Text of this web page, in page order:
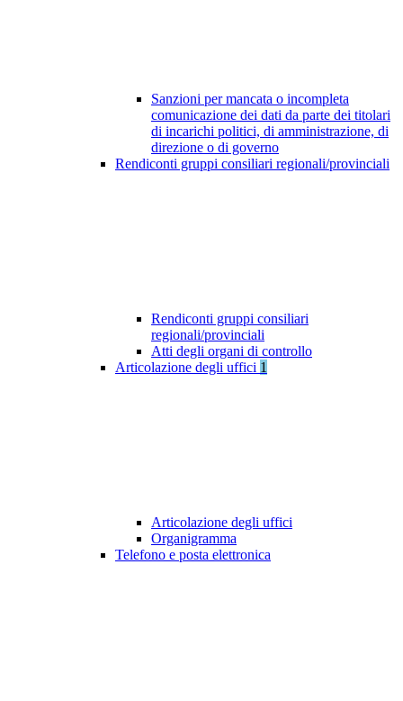
Sanzioni per mancata o incompleta
comunicazione dei dati da parte dei titolari
di incarichi politici, di amministrazione, di
direzione o di governo
Rendiconti gruppi consiliari regionali/provinciali
Rendiconti gruppi consiliari
regionali/provinciali
Atti degli organi di controllo
Articolazione degli uffici 1
Articolazione degli uffici
Organigramma
Telefono e posta elettronica